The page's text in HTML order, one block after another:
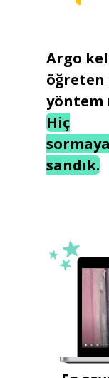
Argo
öğreten
yöntem
Hiç
sandık.